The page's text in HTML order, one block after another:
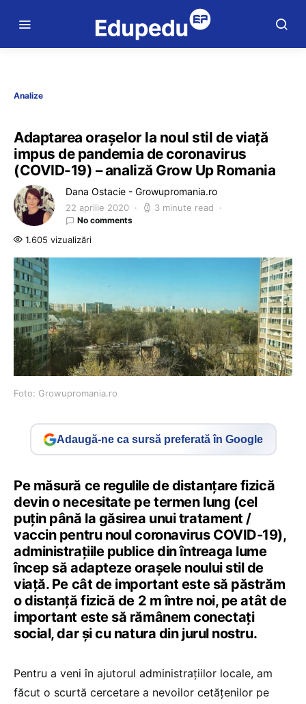
Analize
Adaptarea orașelor la noul stil de viață
impus de pandemia de coronavirus
(COVID-19) – analiză Grow Up Romania
Dana Ostacie - Growupromania.ro
22 aprilie 2020 3 minute read
No comments
1.605 vizualizări
Foto: Growupromania.ro
Adaugă-ne ca sursă preferată în Google
Pe măsură ce regulile de distanțare fizică
devin o necesitate pe termen lung (cel
puțin până la găsirea unui tratament /
vaccin pentru noul coronavirus COVID-19),
administrațiile publice din întreaga lume
încep să adapteze orașele noului stil de
viață. Pe cât de important este să păstrăm
o distanță fizică de 2 m între noi, pe atât de
important este să rămânem conectați
social, dar și cu natura din jurul nostru.
Pentru a veni în ajutorul administrațiilor locale, am
făcut o scurtă cercetare a nevoilor cetățenilor pe